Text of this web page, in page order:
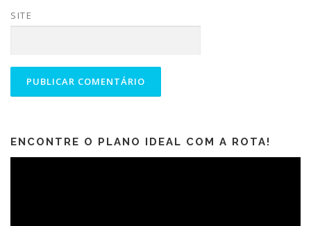
SITE
ENCONTRE O PLANO IDEAL COM A ROTA!